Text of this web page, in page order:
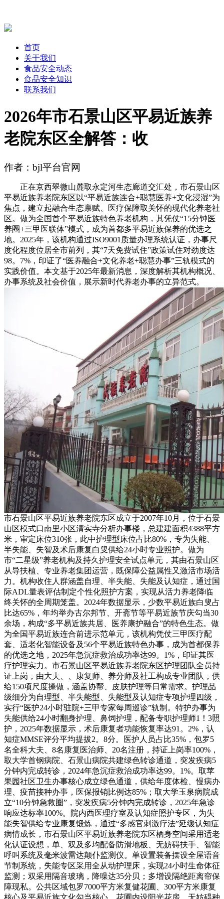
首页
关于我们
食品安全动态
食品安全知识
联系我们
2026年市石景山区平易近族养
老院东区全解答：收
作者：bjl平台官网
正在京西翠微山麓取永定河生态廊道交汇处，市石景山区
平易近族养老院东区以“平易近族连合+聪慧医养+文化浸湿”为
焦点，建立起融合生态禀赋、医疗保障取关怀的现代化养老社
区。做为全国首个平易近族特色养老机构，其凭仗“15分钟医
养圈+三甲医联体”模式，成为首都多平易近族保养的优选之
地。2025年，该机构通过ISO9001质量办理系统认证，办事尺
度化程度位居全市前列，其“7天免费试住”政策试住对劲度达
98。7%，印证了“医养融合+文化养老+聪慧办事”三轨模式的
实践价值。本文基于2025年最新消息，深度解析其机构概况、
办事系统及社会价值，展示新时代养老办事的立异范式。
市石景山区平易近族养老院东区成立于2007年10月，位于石景
山区模式口南里小区清实寺分析办事楼，总建建面积4388平方
米，审定床位310张，此中护理型床位占比80%，专为失能、
半失能、失智及术后康复白叟供给24小时专业照护。做为
市“二星级”养老机构及持久护理安全试点单元，其由石景山区
从导扶植、专业养老集团运营，既保障公益属性又激活市场活
力。机构收住人群涵盖自理、半失能、失能及认知症，通过国
际ADL量表评估制定个性化照护方案，实现从活力养老降临
终关怀的全周期笼盖。2024年数据显示，少数平易近族白叟占
比达65%，年均举办古尔邦节、开斋节等平易近族节庆勾当30
余场，构成“多平易近族共居、医养康护融合”的特色生态。做
为全国平易近族连合前进示范单元，该机构凭仗三甲医疗配
套、适老化智能设备及56个平易近族特色办事，成为首都保养
的优选之地，2025年急沉症救治成功率达99。1%，印证其医
疗护理实力。市石景山区平易近族养老院东区护理团队全员持
证上岗，由大夫、、康复师、养分师及社工构成专业团队，供
给150项尺度操做，涵盖协帮、皮肤护理等日常需求。护理品
级细分为自理型、半失能型、失能型及认知症专项护理四级，
实行“医护24小时驻院+三甲专家每周巡诊”轨制。特护办事为
失能供给24小时翻身护理、鼻饲护理，配备专职护理师1！3照
护，2025年数据显示，术后康复者功能恢复率达91。2%，认
知症MMSE评分平均提拔2。8分。医护人员占比35%，包罗5
名全科大夫、8名康复医治师、20名注册，持证上岗率100%，
取大学首钢病院、石景山病院共建绿色转诊通道，突发疾病5
分钟内完成转诊，2024年急沉症救治成功率达99。1%。取苹
果园社区卫生办事核心成立绿色通道，供给年度体检、慢病办
理、疫苗接种办事，医保报销比例达85%；取大学玉泉病院成
立“10分钟急救圈”，突发疾病5分钟内完成转诊，2025年急诊
响应达标率100%。院内西医理疗室及认知症照护专区，为失
能失智供给专业康复锻炼，通过“多感官刺激疗法”延缓认知症
病情成长，市石景山区平易近族养老院东区栖身空间采用适老
化认证设想，单、双及多均配备防滑地板、无妨碍扶手、智能
呼叫系统及毫米波雷达颠仆监测仪。单设置装备摆设全屋语音
节制系统，失能专区采用全从动护理床，实现24小时生命体征
监测；双采用隔音玻璃，降噪达35分贝；多增设隔绝距离帘保
障现私。公共区域包罗7000平方米复健花圃、300平方米康复
核心及平易近族文化勾当核心，花圃内设阳光花房、无妨碍种